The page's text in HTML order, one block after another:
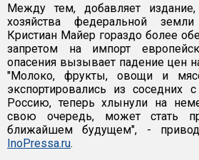
Между тем, добавляет издание,
хозяйства федеральной
Кристиан Майер гораздо более
запретом на импорт
опасения вызывает падение цен
"Молоко, фрукты, овощи и
экспортировались из соседних
Россию, теперь хлынули на
свою очередь, может стать
ближайшем будущем", -
InoPressa.ru.